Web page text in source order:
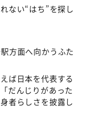
ない“はち”を探し
方面へ向かうふた
ば日本を代表する
だんじりがあった
者らしさを披露し